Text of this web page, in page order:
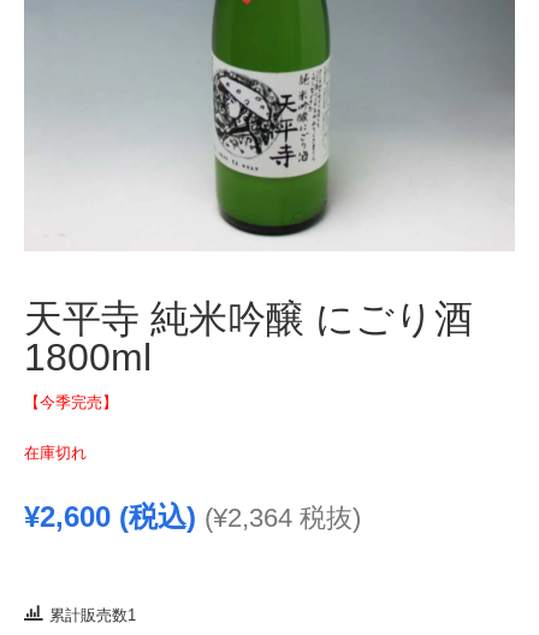
天平寺 純米吟醸 にごり酒
1800ml
【今季完売】
在庫切れ
¥2,600 (税込) (¥2,364 税抜)
累計販売数1